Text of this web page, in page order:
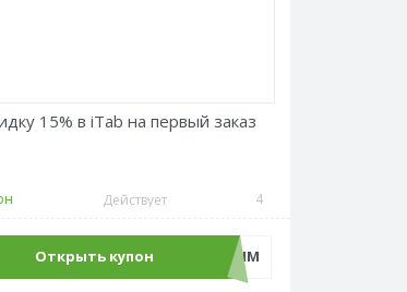
15% в iTab на первый заказ
Действует 4
Открыть купон БУДЬПЕРВЫМ